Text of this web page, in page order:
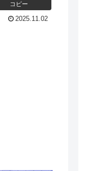
コピー
2025.11.02